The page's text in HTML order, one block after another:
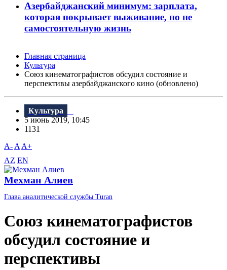
Азербайджанский минимум: зарплата,
которая покрывает выживание, но не
самостоятельную жизнь
Главная страница
Культура
Союз кинематографистов обсудил состояние и
перспективы азербайджанского кино (обновлено)
Культура
5 июнь 2019, 10:45
1131
A- A A+
AZ EN
Мехман Алиев
Глава аналитической службы Turan
Союз кинематографистов
обсудил состояние и
перспективы